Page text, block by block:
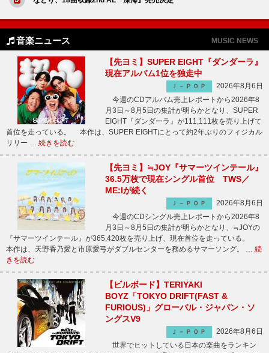
音楽ニュース MUSIC NEWS
【先ヨミ】SUPER EIGHT『ダンダーラ』
現在アルバム1位を独走中
Ｊ－ＰＯＰ
2026年8月6日
今週のCDアルバム売上レポートから2026年8
月3日～8月5日の集計が明らかとなり、SUPER
EIGHT『ダンダーラ』が111,111枚を売り上げて
首位を走っている。 本作は、SUPER EIGHTにとって約2年ぶりのフィジカル
リリー … 続きを読む
【先ヨミ】≒JOY『サマーツインテール』
36.5万枚で現在シングル首位 TWS／
ME:Iが続く
Ｊ－ＰＯＰ
2026年8月6日
今週のCDシングル売上レポートから2026年8
月3日～8月5日の集計が明らかとなり、≒JOYの
『サマーツインテール』が365,420枚を売り上げ、現在首位を走っている。
本作は、天野香乃愛と市原愛弓がダブルセンターを務めるサマーソング。 … 続
きを読む
【ビルボード】TERIYAKI
BOYZ「TOKYO DRIFT(FAST &
FURIOUS)」グローバル・ジャパン・ソ
ングスV9
Ｊ－ＰＯＰ
2026年8月6日
世界でヒットしている日本の楽曲をランキン